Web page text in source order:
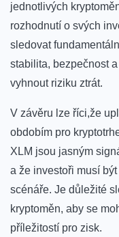
jednotlivých
rozhodnutí o svých‍
sledovat
stabilita, bezpečnost
vyhnout riziku ztrát.
V závěru lze říci,že
obdobím pro
XLM jsou jasným
a že investoři musí
scénáře. Je důležité
kryptoměn,‌ aby se
příležitostí pro‍ zisk.